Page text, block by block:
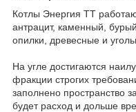
Котлы Энергия ТТ
антрацит, каменный,
опилки, древесные и
На угле достигаются
фракции строгих
заполнено пространство
будет расход и дольше